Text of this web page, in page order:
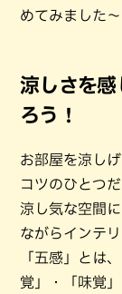
めてみました～
涼しさを感
ろう！
お部屋を涼し
コツのひとつだ
涼し気な空間
ながらインテ
「五感」とは
覚」・「味覚」